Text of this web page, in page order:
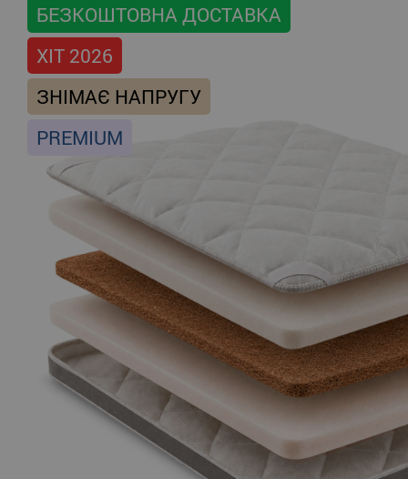
БЕЗКОШТОВНА ДОСТАВКА
ХІТ 2026
ЗНІМАЄ НАПРУГУ
PREMIUM